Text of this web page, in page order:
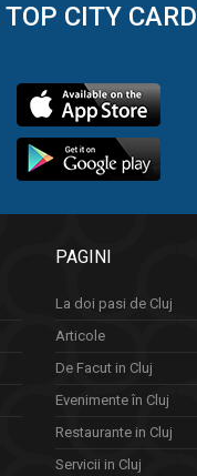
TOP CITY CARD
PAGINI
La doi pasi de Cluj
Articole
De Facut in Cluj
Evenimente în Cluj
Restaurante in Cluj
Servicii in Cluj